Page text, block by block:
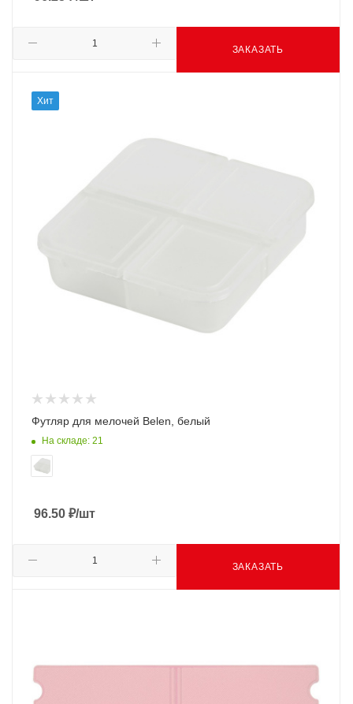
ЗАКАЗАТЬ
Хит
Футляр для мелочей Belen, белый
На складе: 21
96.50 ₽/шт
ЗАКАЗАТЬ